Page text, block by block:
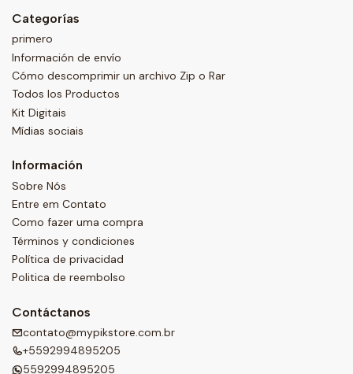
Categorías
primero
Información de envío
Cómo descomprimir un archivo Zip o Rar
Todos los Productos
Kit Digitais
Mídias sociais
Información
Sobre Nós
Entre em Contato
Como fazer uma compra
Términos y condiciones
Política de privacidad
Politica de reembolso
Contáctanos
contato@mypikstore.com.br
+5592994895205
5592994895205